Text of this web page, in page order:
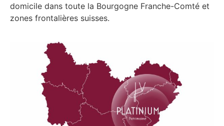
domicile dans toute la Bourgogne Franche-Comté et
zones frontalières suisses.